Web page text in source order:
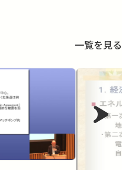
一覧を見る